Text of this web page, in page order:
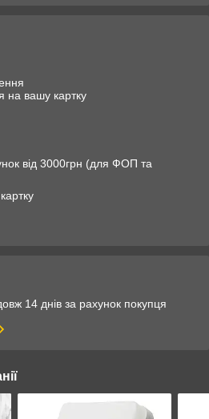
на вашу картку
від 3000грн (для ФОП та
14 днів за рахунок покупця